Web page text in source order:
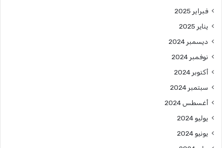
فبراير 2025
يناير 2025
ديسمبر 2024
نوفمبر 2024
أكتوبر 2024
سبتمبر 2024
أغسطس 2024
يوليو 2024
يونيو 2024